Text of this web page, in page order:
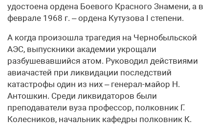
удостоена ордена Боевого Красного Знамени, а в
феврале 1968 г. – ордена Кутузова I степени.
А когда произошла трагедия на Чернобыльской
АЭС, выпускники академии укрощали
разбушевавшийся атом. Руководил действиями
авиачастей при ликвидации последствий
катастрофы один из них – генерал-майор Н.
Антошкин. Среди ликвидаторов были
преподаватели вуза профессор, полковник Г.
Колесников, начальник кафедры полковник К.